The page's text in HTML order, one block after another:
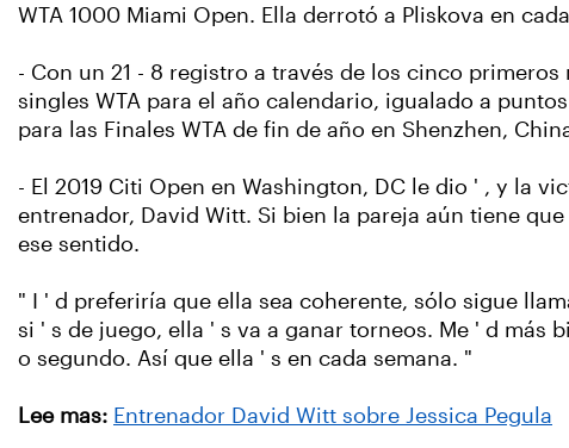
WTA 1000 Miami Open. Ella derrotó a Pliskova en
- Con un 21 - 8 registro a través de los cinco
singles WTA para el año calendario, igualado a
para las Finales WTA de fin de año en Shenzhen,
- El 2019 Citi Open en Washington, DC le dio ' , y la
entrenador, David Witt. Si bien la pareja aún tiene
ese sentido.
" I ' d preferiría que ella sea coherente, sólo sigue
si ' s de juego, ella ' s va a ganar torneos. Me ' d más
o segundo. Así que ella ' s en cada semana. "
Lee mas: Entrenador David Witt sobre Jessica Pegula